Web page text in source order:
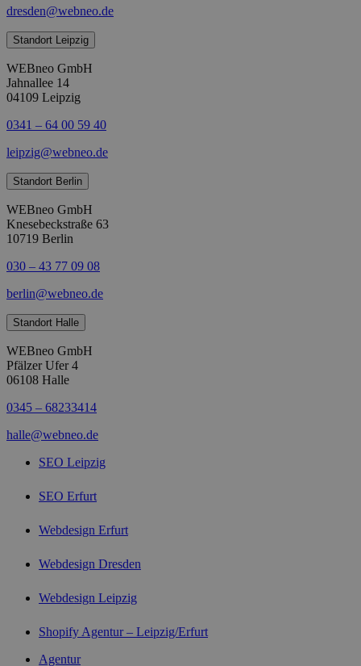
dresden@webneo.de
Standort Leipzig
WEBneo GmbH
Jahnallee 14
04109 Leipzig
0341 – 64 00 59 40
leipzig@webneo.de
Standort Berlin
WEBneo GmbH
Knesebeckstraße 63
10719 Berlin
030 – 43 77 09 08
berlin@webneo.de
Standort Halle
WEBneo GmbH
Pfälzer Ufer 4
06108 Halle
0345 – 68233414
halle@webneo.de
SEO Leipzig
SEO Erfurt
Webdesign Erfurt
Webdesign Dresden
Webdesign Leipzig
Shopify Agentur – Leipzig/Erfurt
Agentur